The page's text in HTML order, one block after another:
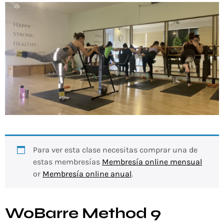
Para ver esta clase necesitas comprar una de
estas membresías Membresía online mensual
or Membresía online anual.
WoBarre Method 9